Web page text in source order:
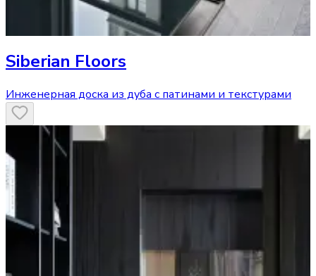
Siberian Floors
Инженерная доска из дуба с патинами и текстурами